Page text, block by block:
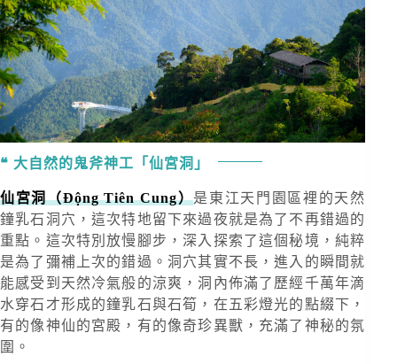
大自然的鬼斧神工「仙宮洞」
仙宮洞（Động Tiên Cung）是東江天門園區裡的天然
鐘乳石洞穴，這次特地留下來過夜就是為了不再錯過的
重點。這次特別放慢腳步，深入探索了這個秘境，純粹
是為了彌補上次的錯過。洞穴其實不長，進入的瞬間就
能感受到天然冷氣般的涼爽，洞內佈滿了歷經千萬年滴
水穿石才形成的鐘乳石與石筍，在五彩燈光的點綴下，
有的像神仙的宮殿，有的像奇珍異獸，充滿了神秘的氛
圍。